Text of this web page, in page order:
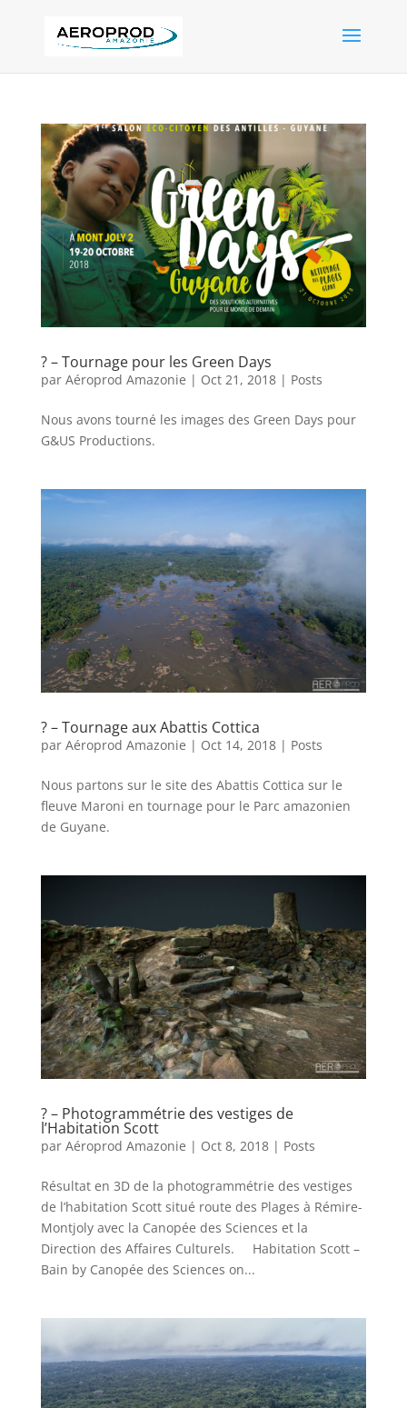
? – Tournage pour les Green Days
par Aéroprod Amazonie | Oct 21, 2018| Posts
Nous avons tourné les images des Green Days pour
G&US Productions.
? – Tournage aux Abattis Cottica
par Aéroprod Amazonie | Oct 14, 2018| Posts
Nous partons sur le site des Abattis Cottica sur le
fleuve Maroni en tournage pour le Parc amazonien
de Guyane.
? – Photogrammétrie des vestiges de
l’Habitation Scott
par Aéroprod Amazonie | Oct 8, 2018| Posts
Résultat en 3D de la photogrammétrie des vestiges
de l’habitation Scott situé route des Plages à Rémire-
Montjoly avec la Canopée des Sciences et la
Direction des Affaires Culturels. Habitation Scott –
Bain by Canopée des Sciences on...